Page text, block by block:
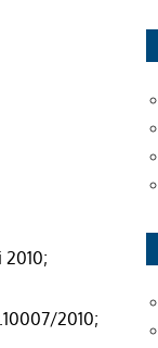
;
2010;